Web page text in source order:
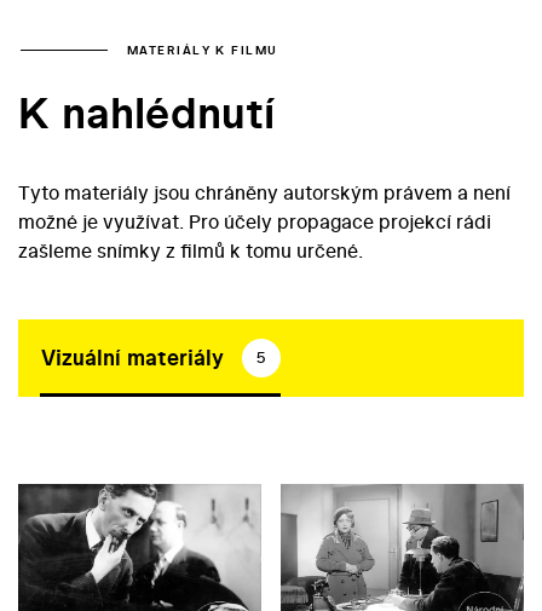
MATERIÁLY K FILMU
K nahlédnutí
Tyto materiály jsou chráněny autorským právem a není
možné je využívat. Pro účely propagace projekcí rádi
zašleme snímky z filmů k tomu určené.
Vizuální materiály 5